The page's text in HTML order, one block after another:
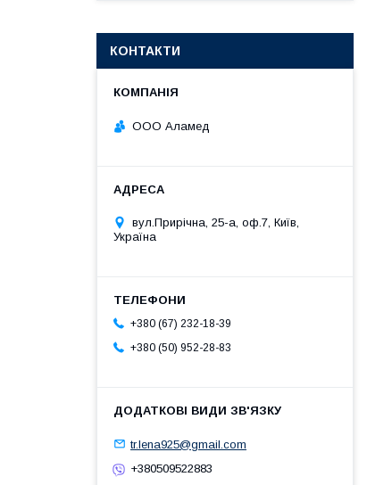
КОНТАКТИ
ООО Аламед
вул.Прирічна, 25-а, оф.7, Київ,
Україна
+380 (67) 232-18-39
+380 (50) 952-28-83
tr.lena925@gmail.com
+380509522883